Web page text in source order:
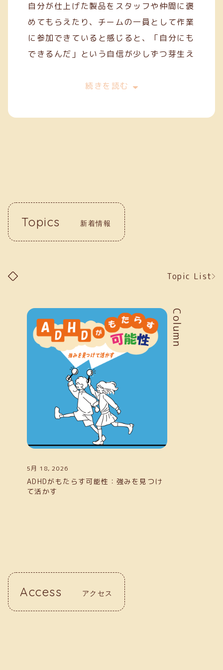
自分が仕上げた製品をスタッフや仲間に褒
めてもらえたり、チームの一員として作業
に参加できていると感じると、「自分にも
できるんだ」という自信が少しずつ芽生え
今は、一般就労を目指してスキルを磨きな
す。クリーフでの経験が、自分の「働く
続きを読む
Topics 新着情報
Topic List
新着情報
Column
5月 18, 2026
ADHDがもたらす可能性：強みを見つけ
て活かす
Access アクセス